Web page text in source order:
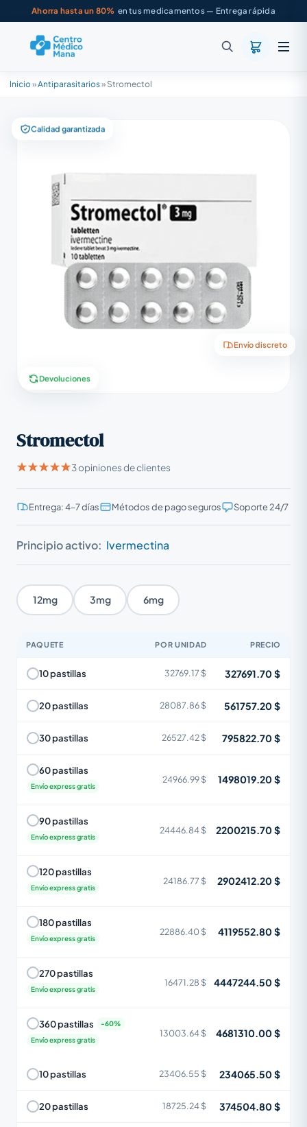
Ahorra hasta un 80% en tus medicamentos — Entrega rápida
Inicio»Antiparasitarios» Stromectol
Calidad garantizada
Envío discreto
Devoluciones
Stromectol
3 opiniones de clientes
Entrega: 4–7 días Métodos de pago seguros Soporte 24/7
Principio activo: Ivermectina
12mg 3mg 6mg
PAQUETE POR UNIDAD PRECIO
10 pastillas 32769.17 $ 327691.70 $
20 pastillas 28087.86 $ 561757.20 $
30 pastillas 26527.42 $ 795822.70 $
60 pastillas
Envío express gratis
24966.99 $ 1498019.20 $
90 pastillas
Envío express gratis
24446.84 $ 2200215.70 $
120 pastillas
Envío express gratis
24186.77 $ 2902412.20 $
180 pastillas
Envío express gratis
22886.40 $ 4119552.80 $
270 pastillas
Envío express gratis
16471.28 $ 4447244.50 $
360 pastillas
Envío express gratis
13003.64 $ 4681310.00 $
10 pastillas 23406.55 $ 234065.50 $
20 pastillas 18725.24 $ 374504.80 $